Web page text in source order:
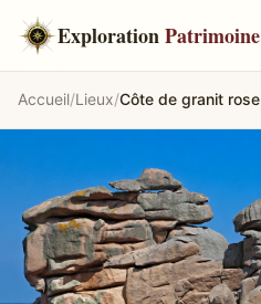
ExplorationPatrimoine
Accueil/Lieux/Côte de granit rose